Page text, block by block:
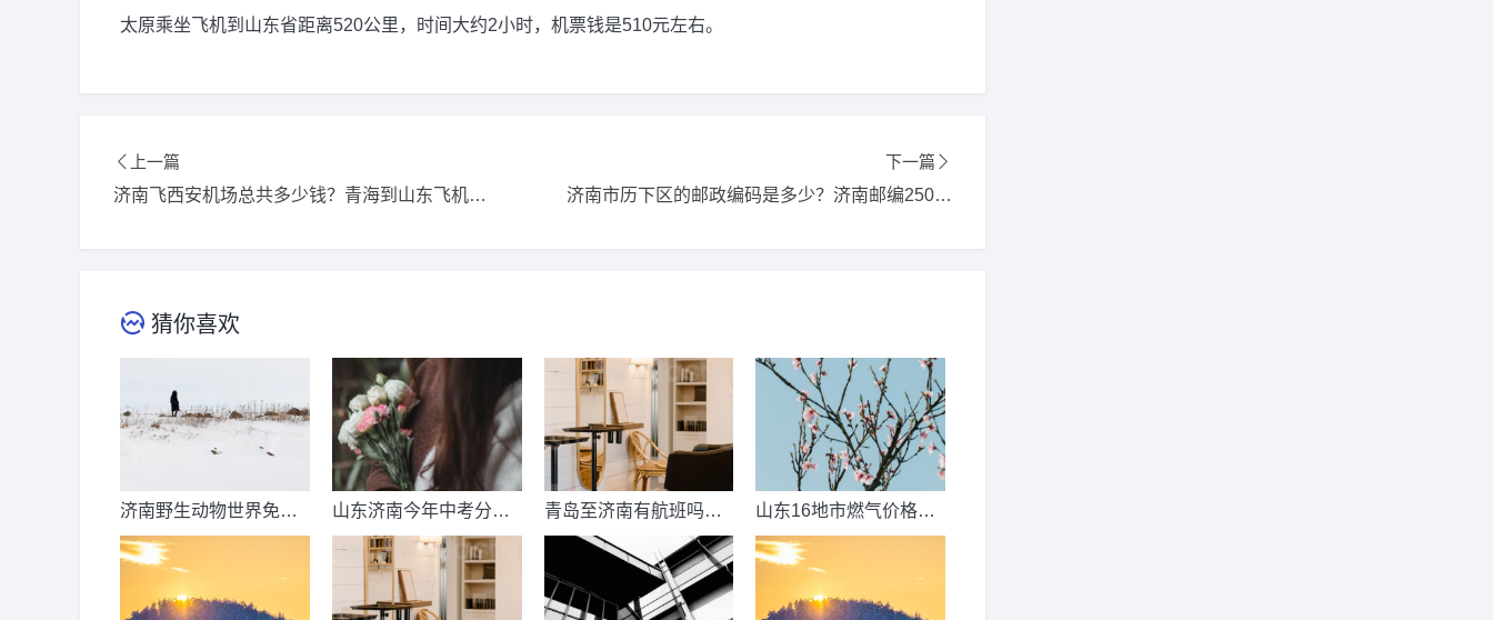
太原乘坐飞机到山东省距离520公里，时间大约2小时，机票钱是510元左右。
上一篇
济南飞西安机场总共多少钱？青海到山东飞机票多少？
下一篇
济南市历下区的邮政编码是多少？济南邮编250000是哪个区？
猜你喜欢
济南野生动物世界免票
时间？济南动物王国票
山东济南今年中考分数
线出来了吗？济南中考
总分多少？
青岛至济南有航班吗？
青岛到济南的高铁票多
钱？
山东16地市燃气价格明
细？2021山东天然气费
收费标准？